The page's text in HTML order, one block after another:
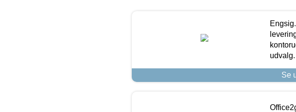
udvalg.
Se